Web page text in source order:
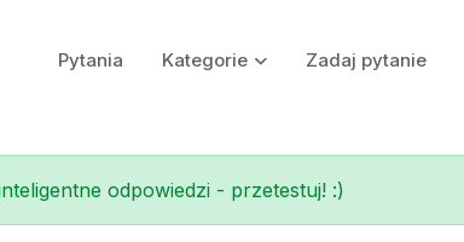
Pytania Kategorie Zadaj pytanie
odpowiedzi - przetestuj! :)